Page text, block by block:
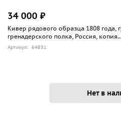
34 000 ₽
Кивер рядового образца 1808 года,
гренадерского полка, Россия, копия...
Артикул: 64831
Нет в